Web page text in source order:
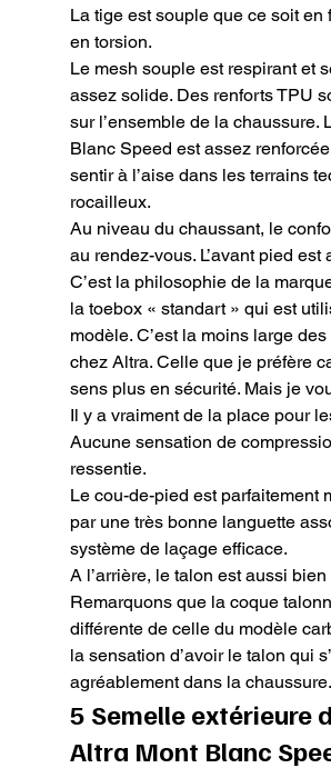
La tige est souple que ce soit en
en torsion.
Le mesh souple est respirant et
assez solide. Des renforts TPU
sur l’ensemble de la chaussure.
Blanc Speed est assez
sentir à l’aise dans les terrains
rocailleux.
Au niveau du chaussant, le
au rendez-vous. L’avant pied est
C’est la philosophie de la
la toebox « standart » qui est
modèle. C’est la moins large
chez Altra. Celle que je préfère
sens plus en sécurité. Mais je
Il y a vraiment de la place pour
Aucune sensation de
ressentie.
Le cou-de-pied est parfaitement
par une très bonne languette
système de laçage efficace.
A l’arrière, le talon est aussi
Remarquons que la coque
différente de celle du modèle
la sensation d’avoir le talon qui
agréablement dans la chaussure.
5 Semelle extérieure
Altra Mont Blanc